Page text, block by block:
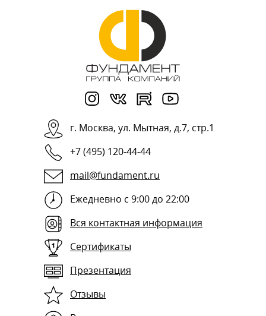
г. Москва, ул. Мытная, д.7, стр.1
+7 (495) 120-44-44
mail@fundament.ru
Ежедневно с 9:00 до 22:00
Вся контактная информация
Сертификаты
Презентация
Отзывы